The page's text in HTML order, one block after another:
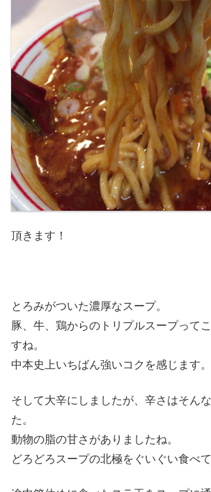
頂きます！
とろみがついた濃厚なスープ。
豚、牛、鶏からのトリプルスープって
すね。
中本史上いちばん強いコクを感じます。
そして大辛にしましたが、辛さはそん
た。
動物の脂の甘さがありましたね。
どろどろスープの北極をぐいぐい食べて